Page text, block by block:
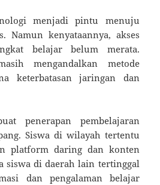
menjadi pintu menuju
Namun kenyataannya, akses
belajar belum merata.
mengandalkan metode
keterbatasan jaringan dan
penerapan pembelajaran
Siswa di wilayah tertentu
platform daring dan konten
siswa di daerah lain tertinggal
dan pengalaman belajar